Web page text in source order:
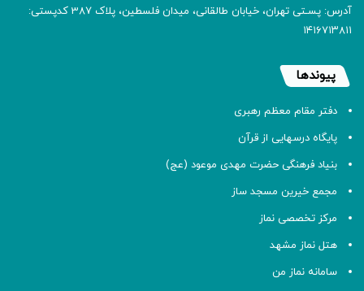
آدرس: پسـتی تهران، خیابان طالقانی، میدان فلسطین، پلاک 387 کدپستی:
۱۴۱۶۷۱۳۸۱۱
پیوندها
دفتر مقام معظم رهبری
پایگاه درسهایی از قرآن
بنیاد فرهنگی حضرت مهدی موعود (عج)
مجمع خیرین مسجد ساز
مرکز تخصصی نماز
هتل نماز مشهد
سامانه نماز من